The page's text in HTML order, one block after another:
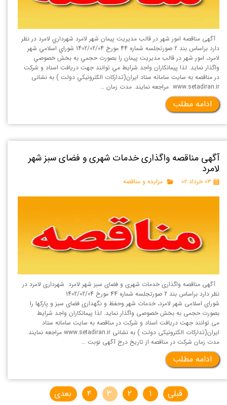
آگهی مناقصه امور شهر در قالب مدیریت پیمان شهر لامرد شهرداري لامرد در نظر
دارد براساس بند 2 صورتجلسه شماره 44 مورخ 1402/02/04 شوراي اسلامي شهر
لامرد، امور شهر در قالب مديريت پيمان را بصورت حجمي به بخش خصوصي
واگذار نمايد. لذا پيمانكاران واجد شرايط مي توانند جهت دريافت اسناد و شركت
در مناقصه به سايت سامانه ستاد ايران(تداركات الكترونيكي دولت ) به نشانی
www.setadiran.ir مراجعه نمايند. مدت زمان …
ادامه مطلب
آگهی مناقصه واگذاری خدمات شهری و فضای سبز شهر
لامرد
۰۳ خرداد ۰۲ مزایده و مناقصه
آگهی مناقصه واگذاری خدمات شهری و فضای سبز شهر لامرد شهرداری لامرد در
نظر دارد براساس بند 2 صورتجلسه شماره 44 مورخ 1402/02/04
شورای اسلامی شهر لامرد، خدمات شهر وحفظ و نگهداری فضای سبز و پاركها را
بصورت حجمی به بخش خصوصی واگذار نمايد. لذا پيمانكاران واجد شرايط
می توانند جهت دريافت اسناد و شركت در مناقصه به سايت سامانه ستاد
ایران(تدارکات الکترونیکی دولت ) به نشانی www.setadiran.ir مراجعه نمايند.
مدت زمان شركت در مناقصه از تاريخ درج آگهی نوبت …
ادامه مطلب
قبلی ۱ ۲ ۳ ۴ بعدی